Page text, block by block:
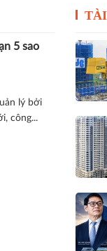
5 sao
lý bởi
công...